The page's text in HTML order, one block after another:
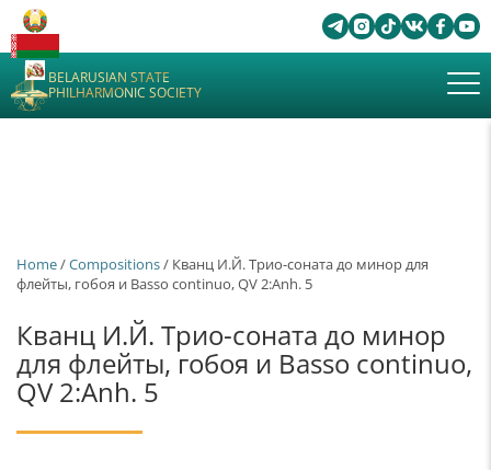
BELARUSIAN STATE
PHILHARMONIC SOCIETY
Home/Сompositions/ Кванц И.Й. Трио-соната до минор для
флейты, гобоя и Basso continuo, QV 2:Anh. 5
Кванц И.Й. Трио-соната до минор
для флейты, гобоя и Basso continuo,
QV 2:Anh. 5